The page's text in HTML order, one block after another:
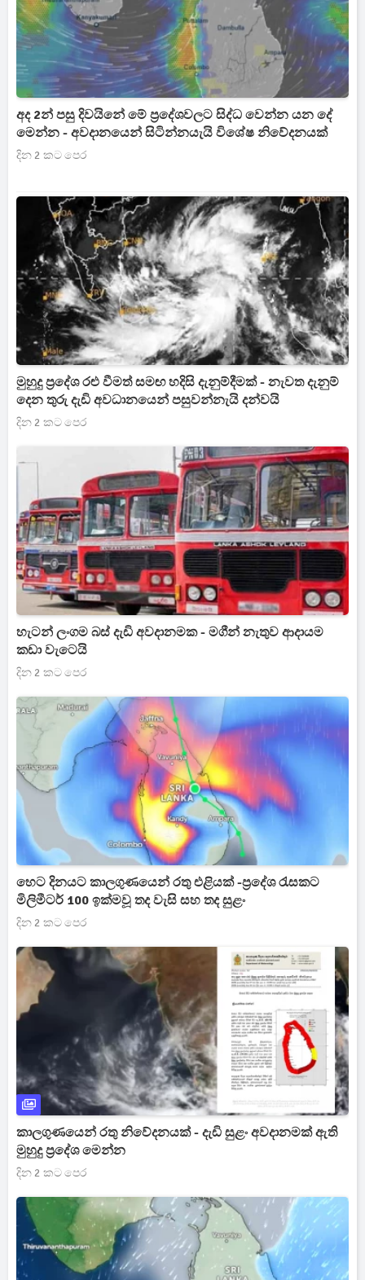
අද 2න් පසු දිවයිනේ මේ ප්‍රදේශවලට සිද්ධ වෙන්න යන දේ
මෙන්න - අවදානයෙන් සිටින්නයැයි විශේෂ නිවේදනයක්
දින 2 කට පෙර
මුහුදු ප්‍රදේශ රළු වීමත් සමඟ හදිසි දැනුම්දීමක් - නැවත දැනුම්
දෙන තුරු දැඩි අවධානයෙන් පසුවන්නැයි දන්වයි
දින 2 කට පෙර
හැටන් ලංගම බස් දැඩි අවදානමක - මගීන් නැතුව ආදායම
කඩා වැටෙයි
දින 2 කට පෙර
හෙට දිනයට කාලගුණයෙන් රතු එළියක් -ප්‍රදේශ රැසකට
මිලිමීටර් 100 ඉක්මවූ තද වැසි සහ තද සුළං
දින 2 කට පෙර
කාලගුණයෙන් රතු නිවේදනයක් - දැඩි සුළං අවදානමක් ඇති
මුහුදු ප්‍රදේශ මෙන්න
දින 2 කට පෙර